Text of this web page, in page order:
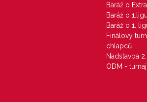
Baráž o
Baráž o
Baráž o 1.
Finálový
chlapců
Nadstavba
ODM -